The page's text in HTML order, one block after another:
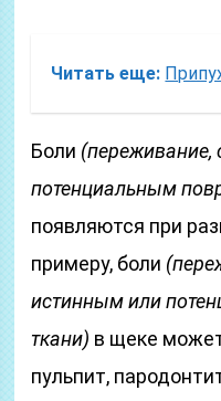
Читать еще:
Боли (переживание,
потенциальным
появляются при
примеру, боли
истинным или
ткани) в щеке
пульпит,